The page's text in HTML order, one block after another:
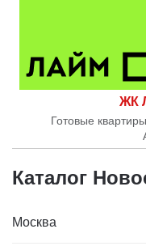
ЖК
Готовые
Каталог
Москва